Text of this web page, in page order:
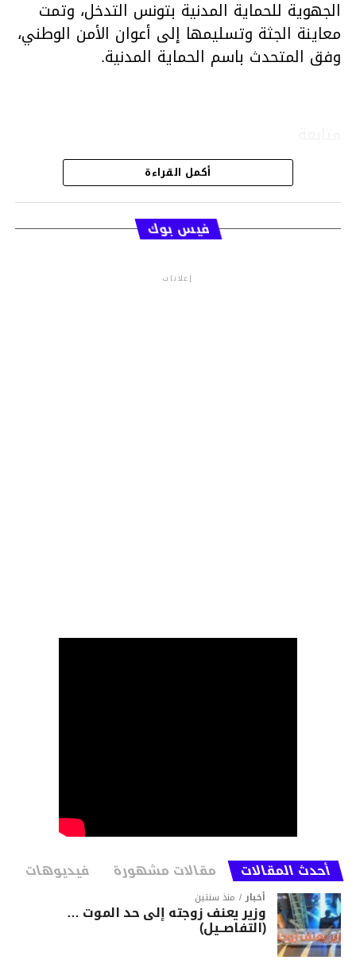
الجهوية للحماية المدنية بتونس التدخل، وتمت
معاينة الجثة وتسليمها إلى أعوان الأمن الوطني،
وفق المتحدث باسم الحماية المدنية.
قسم الاخبار
أكمل القراءة
فيس بوك
إعلانات
أحدث المقالات مقالات مشهورة فيديوهات
أخبار منذ سنتين
وزير يعنف زوجته إلى حد الموت …
(التفاصــيل)